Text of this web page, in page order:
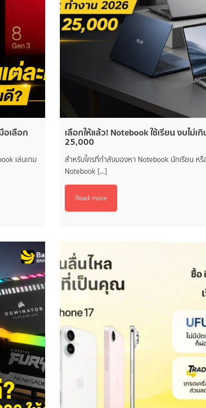
อเลือก
เล่นเกม
เลือกให้แล้ว! Notebook ใช้เรียน งบไม่เกิ
25,000
สำหรับใครที่กำลังมองหา Notebook นักเรียน หรื
Notebook […]
Read more